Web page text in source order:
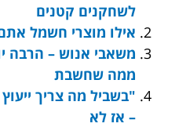
לשחקנים קטנים
אילו מוצרי חשמל
משאבי אנוש – הרבה
ממה שחשבת
"בשביל מה צריך
– אז לא